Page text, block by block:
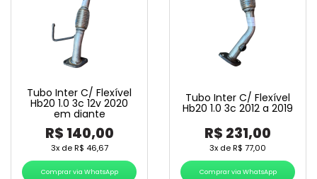
Tubo Inter C/ Flexível
Hb20 1.0 3c 12v 2020
em diante
R$ 140,00
3x deR$ 46,67
Comprar via WhatsApp
Tubo Inter C/ Flexível
Hb20 1.0 3c 2012 a 2019
R$ 231,00
3x deR$ 77,00
Comprar via WhatsApp